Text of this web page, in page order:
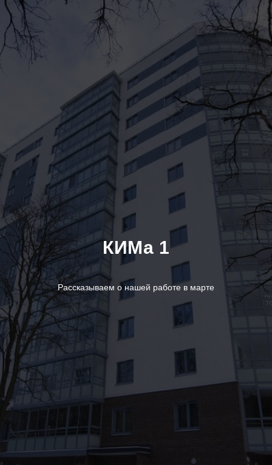
КИМа 1
Рассказываем о нашей работе в марте